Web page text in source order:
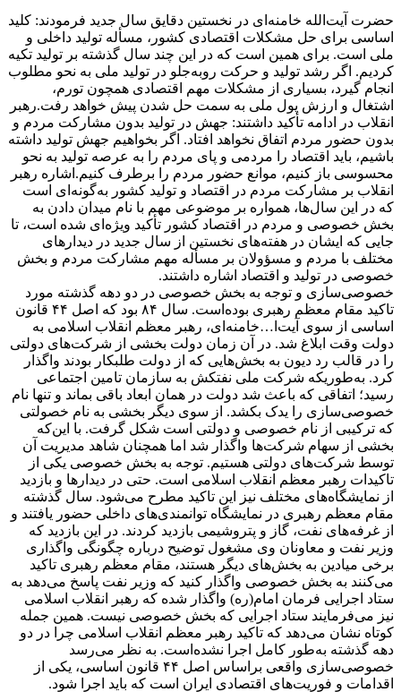
حضرت آیت‌الله خامنه‌ای در نخستین دقایق سال جدید فرمودند: کلید
اساسی برای حل مشکلات اقتصادی کشور، مسأله تولید داخلی و
ملی است. برای همین است که در این چند سال گذشته بر تولید تکیه
کردیم. اگر رشد تولید و حرکت روبه‌جلو در تولید ملی به نحو مطلوب
انجام گیرد، بسیاری از مشکلات مهم اقتصادی همچون تورم،
اشتغال و ارزش پول ملی به سمت حل شدن پیش خواهد رفت.رهبر
انقلاب در ادامه تأکید داشتند: جهش در تولید بدون مشارکت مردم و
بدون حضور مردم اتفاق نخواهد افتاد. اگر بخواهیم جهش تولید داشته
باشیم، باید اقتصاد را مردمی و پای مردم را به عرصه تولید به نحو
محسوسی باز کنیم، موانع حضور مردم را برطرف کنیم. اشاره رهبر
انقلاب بر مشارکت مردم در اقتصاد و تولید کشور به‌گونه‌ای است
که در این سال‌ها، همواره بر موضوعی مهم با نام میدان دادن به
بخش خصوصی و مردم در اقتصاد کشور تأکید ویژه‌ای شده است، تا
جایی که ایشان در هفته‌های نخستین از سال جدید در دیدار‌های
مختلف با مردم و مسؤولان بر مسأله مهم مشارکت مردم و بخش
خصوصی در تولید و اقتصاد اشاره داشتند.
خصوصی‌سازی و توجه به بخش خصوصی در دو دهه گذشته مورد
تاکید مقام معظم رهبری بوده‌است. سال ۸۴ بود که اصل ۴۴ قانون
اساسی از سوی آیت‌ا…خامنه‌ای، رهبر معظم انقلاب اسلامی به
دولت وقت ابلاغ شد. در آن زمان دولت بخشی از شرکت‌های دولتی
را در قالب رد دیون به بخش‌هایی که از دولت طلبکار بودند واگذار
کرد. به‌طوریکه شرکت ملی نفتکش به سازمان تامین اجتماعی
رسید؛ اتفاقی که باعث شد دولت در همان ابعاد باقی بماند و تنها نام
خصوصی‌سازی را یدک بکشد. از سوی دیگر بخشی به نام خصولتی
که ترکیبی از نام خصوصی و دولتی است شکل گرفت. با این‌که
بخشی از سهام شرکت‌ها واگذار شد اما همچنان شاهد مدیریت آن
توسط شرکت‌های دولتی هستیم. توجه به بخش خصوصی یکی از
تاکیدات رهبر معظم انقلاب اسلامی است. حتی در دیدارها و بازدید
از نمایشگاه‌های مختلف نیز این تاکید مطرح می‌شود. سال گذشته
مقام معظم رهبری در نمایشگاه توانمندی‌های داخلی حضور یافتند و
از غرفه‌های نفت، گاز و پتروشیمی بازدید کردند. در این بازدید که
وزیر نفت و معاونان وی مشغول توضیح درباره چگونگی واگذاری
برخی میادین به بخش‌های دیگر هستند، مقام معظم رهبری تاکید
می‌کنند به بخش خصوصی واگذار کنید که وزیر نفت پاسخ می‌دهد به
ستاد اجرایی فرمان امام(ره) واگذار شده که رهبر انقلاب اسلامی
نیز می‌فرمایند ستاد اجرایی که بخش خصوصی نیست. همین جمله
کوتاه نشان می‌دهد که تاکید رهبر معظم انقلاب اسلامی چرا در دو
دهه گذشته به‌طور کامل اجرا نشده‌است. به نظر می‌رسد
خصوصی‌سازی واقعی براساس اصل ۴۴ قانون اساسی، یکی از
اقدامات و فوریت‌های اقتصادی ایران است که باید اجرا شود.